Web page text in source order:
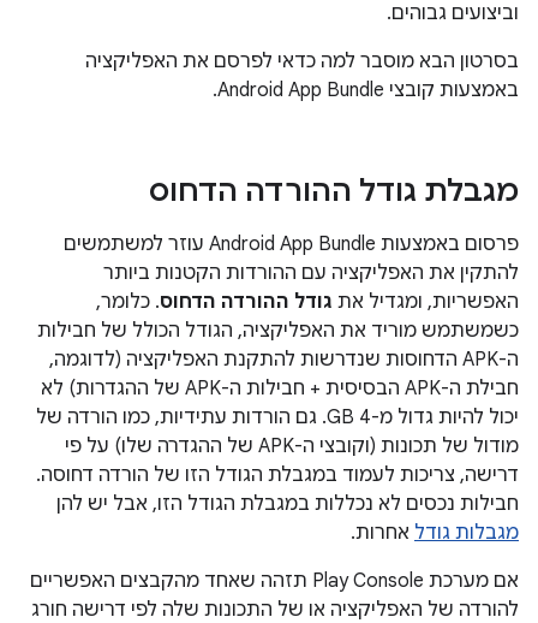
וביצועים גבוהים.
בסרטון הבא מוסבר למה כדאי לפרסם את האפליקציה
באמצעות קובצי Android App Bundle.
מגבלת גודל ההורדה הדחוס
פרסום באמצעות Android App Bundle עוזר למשתמשים
להתקין את האפליקציה עם ההורדות הקטנות ביותר
האפשריות, ומגדיל את גודל ההורדה הדחוס. כלומר,
כשמשתמש מוריד את האפליקציה, הגודל הכולל של חבילות
ה-APK הדחוסות שנדרשות להתקנת האפליקציה (לדוגמה,
חבילת ה-APK הבסיסית + חבילות ה-APK של ההגדרות) לא
יכול להיות גדול מ-4 GB. גם הורדות עתידיות, כמו הורדה של
מודול של תכונות (וקובצי ה-APK של ההגדרה שלו) על פי
דרישה, צריכות לעמוד במגבלת הגודל הזו של הורדה דחוסה.
חבילות נכסים לא נכללות במגבלת הגודל הזו, אבל יש להן
מגבלות גודל אחרות.
אם מערכת Play Console תזהה שאחד מהקבצים האפשריים
להורדה של האפליקציה או של התכונות שלה לפי דרישה חורג